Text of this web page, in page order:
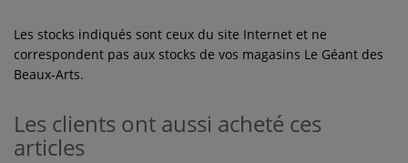
Les stocks indiqués sont ceux du site Internet et ne
correspondent pas aux stocks de vos magasins Le Géant des
Beaux-Arts.
Les clients ont aussi acheté ces
articles